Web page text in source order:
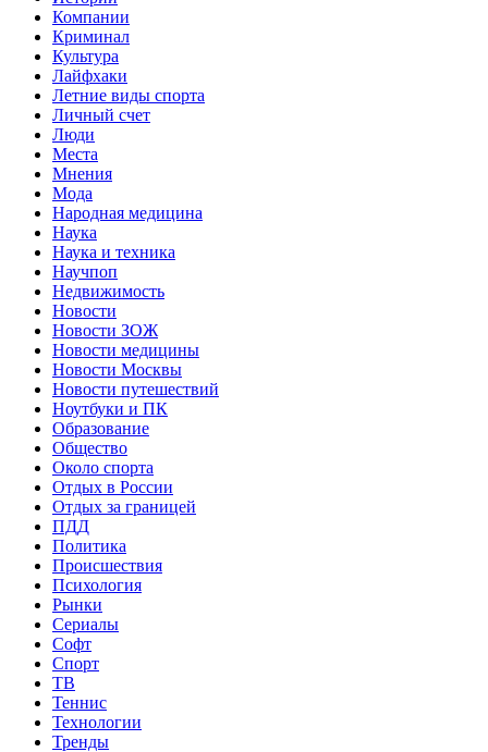
Компании
Криминал
Культура
Лайфхаки
Летние виды спорта
Личный счет
Люди
Места
Мнения
Мода
Народная медицина
Наука
Наука и техника
Научпоп
Недвижимость
Новости
Новости ЗОЖ
Новости медицины
Новости Москвы
Новости путешествий
Ноутбуки и ПК
Образование
Общество
Около спорта
Отдых в России
Отдых за границей
ПДД
Политика
Происшествия
Психология
Рынки
Сериалы
Софт
Спорт
ТВ
Теннис
Технологии
Тренды